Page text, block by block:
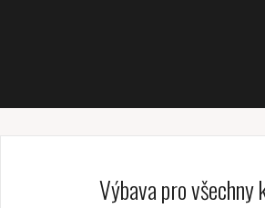
Výbava pro